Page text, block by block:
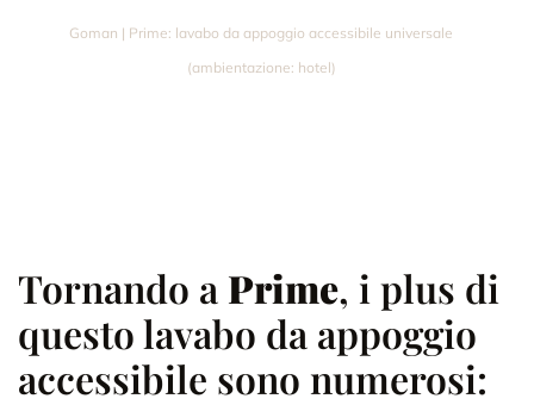
Goman | Prime: lavabo da appoggio accessibile universale
(ambientazione: hotel)
Tornando a Prime, i plus di
questo lavabo da appoggio
accessibile sono numerosi: